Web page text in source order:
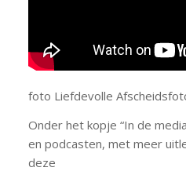
foto Liefdevolle
Onder het kopje “In de
en podcasten, met meer
deze